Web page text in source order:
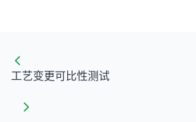
工艺变更可比性测试